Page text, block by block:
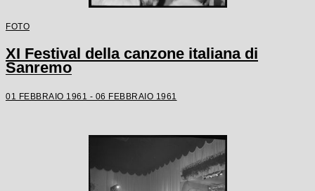
FOTO
XI Festival della canzone italiana di
Sanremo
01 FEBBRAIO 1961 - 06 FEBBRAIO 1961